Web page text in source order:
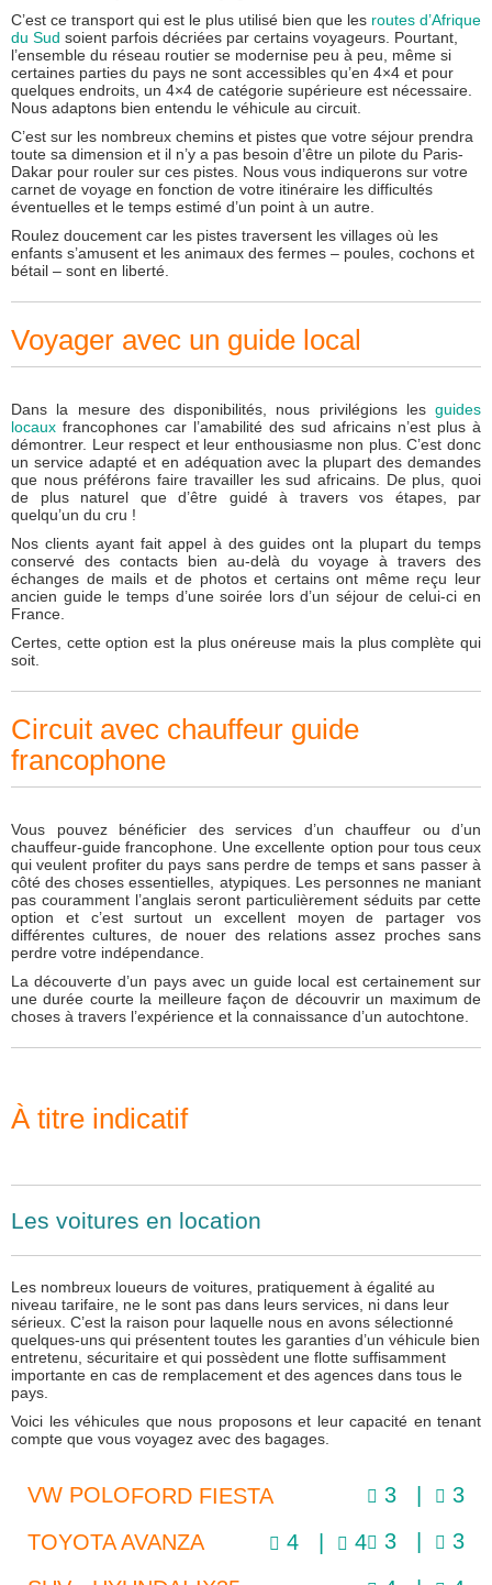
C’est ce transport qui est le plus utilisé bien que les routes d’Afrique
du Sud soient parfois décriées par certains voyageurs. Pourtant,
l’ensemble du réseau routier se modernise peu à peu, même si
certaines parties du pays ne sont accessibles qu’en 4×4 et pour
quelques endroits, un 4×4 de catégorie supérieure est nécessaire.
Nous adaptons bien entendu le véhicule au circuit.
C’est sur les nombreux chemins et pistes que votre séjour prendra
toute sa dimension et il n’y a pas besoin d’être un pilote du Paris-
Dakar pour rouler sur ces pistes. Nous vous indiquerons sur votre
carnet de voyage en fonction de votre itinéraire les difficultés
éventuelles et le temps estimé d’un point à un autre.
Roulez doucement car les pistes traversent les villages où les
enfants s’amusent et les animaux des fermes – poules, cochons et
bétail – sont en liberté.
Voyager avec un guide local
Dans la mesure des disponibilités, nous privilégions les guides
locaux francophones car l’amabilité des sud africains n’est plus à
démontrer. Leur respect et leur enthousiasme non plus. C’est donc
un service adapté et en adéquation avec la plupart des demandes
que nous préférons faire travailler les sud africains. De plus, quoi
de plus naturel que d’être guidé à travers vos étapes, par
quelqu’un du cru !
Nos clients ayant fait appel à des guides ont la plupart du temps
conservé des contacts bien au-delà du voyage à travers des
échanges de mails et de photos et certains ont même reçu leur
ancien guide le temps d’une soirée lors d’un séjour de celui-ci en
France.
Certes, cette option est la plus onéreuse mais la plus complète qui
soit.
Circuit avec chauffeur guide
francophone
Vous pouvez bénéficier des services d’un chauffeur ou d’un
chauffeur-guide francophone. Une excellente option pour tous ceux
qui veulent profiter du pays sans perdre de temps et sans passer à
côté des choses essentielles, atypiques. Les personnes ne maniant
pas couramment l’anglais seront particulièrement séduits par cette
option et c’est surtout un excellent moyen de partager vos
différentes cultures, de nouer des relations assez proches sans
perdre votre indépendance.
La découverte d’un pays avec un guide local est certainement sur
une durée courte la meilleure façon de découvrir un maximum de
choses à travers l’expérience et la connaissance d’un autochtone.
À titre indicatif
Les voitures en location
Les nombreux loueurs de voitures, pratiquement à égalité au
niveau tarifaire, ne le sont pas dans leurs services, ni dans leur
sérieux. C’est la raison pour laquelle nous en avons sélectionné
quelques-uns qui présentent toutes les garanties d’un véhicule bien
entretenu, sécuritaire et qui possèdent une flotte suffisamment
importante en cas de remplacement et des agences dans tous le
pays.
Voici les véhicules que nous proposons et leur capacité en tenant
compte que vous voyagez avec des bagages.
VW POLO 3 | 3
FORD FIESTA
3 |
3
TOYOTA AVANZA 4 |
4